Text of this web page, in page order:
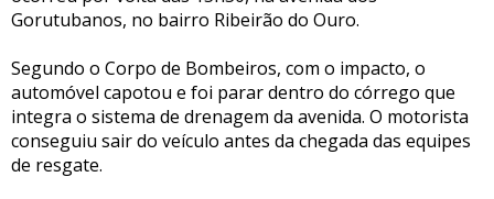
Gorutubanos, no bairro Ribeirão do Ouro.
Segundo o Corpo de Bombeiros, com o impacto, o
automóvel capotou e foi parar dentro do córrego que
integra o sistema de drenagem da avenida. O motorista
conseguiu sair do veículo antes da chegada das equipes
de resgate.